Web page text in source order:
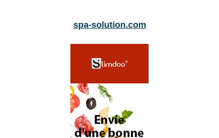
spa-solution.com